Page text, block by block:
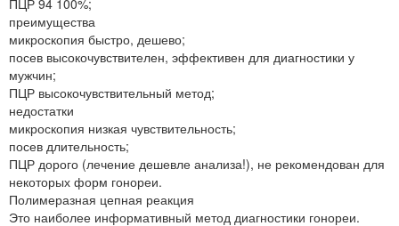
преимущества
микроскопия быстро, дешево;
посев высокочувствителен, эффективен для диагностики у
мужчин;
ПЦР высокочувствительный метод;
недостатки
микроскопия низкая чувствительность;
посев длительность;
ПЦР дорого (лечение дешевле анализа!), не рекомендован для
некоторых форм гонореи.
Полимеразная цепная реакция
Это наиболее информативный метод диагностики гонореи.